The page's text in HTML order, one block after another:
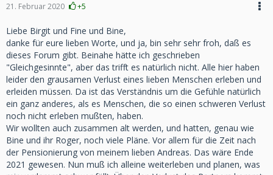
21. Februar 2020 +5
Liebe Birgit und Fine und Bine,
danke für eure lieben Worte, und ja, bin sehr sehr froh, daß es
dieses Forum gibt. Beinahe hätte ich geschrieben
"Gleichgesinnte", aber das trifft es natürlich nicht. Alle hier haben
leider den grausamen Verlust eines lieben Menschen erleben und
erleiden müssen. Da ist das Verständnis um die Gefühle natürlich
ein ganz anderes, als es Menschen, die so einen schweren Verlust
noch nicht erleben mußten, haben.
Wir wollten auch zusammen alt werden, und hatten, genau wie
Bine und ihr Roger, noch viele Pläne. Vor allem für die Zeit nach
der Pensionierung von meinem lieben Andreas. Das wäre Ende
2021 gewesen. Nun muß ich alleine weiterleben und planen, was